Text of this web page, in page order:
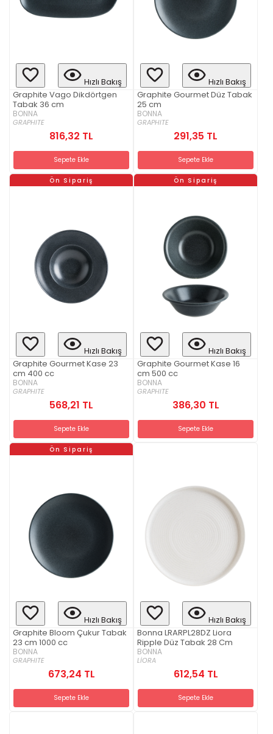
Hızlı Bakış
Graphite Vago Dikdörtgen
Tabak 36 cm
BONNA
GRAPHITE
816,32 TL
Sepete Ekle
Hızlı Bakış
Graphite Gourmet Düz Tabak
25 cm
BONNA
GRAPHITE
291,35 TL
Sepete Ekle
Ön Sipariş
Hızlı Bakış
Graphite Gourmet Kase 23
cm 400 cc
BONNA
GRAPHITE
568,21 TL
Sepete Ekle
Ön Sipariş
Hızlı Bakış
Graphite Gourmet Kase 16
cm 500 cc
BONNA
GRAPHITE
386,30 TL
Sepete Ekle
Ön Sipariş
Hızlı Bakış
Graphite Bloom Çukur Tabak
23 cm 1000 cc
BONNA
GRAPHITE
673,24 TL
Sepete Ekle
Hızlı Bakış
Bonna LRARPL28DZ Liora
Ripple Düz Tabak 28 Cm
BONNA
LİORA
612,54 TL
Sepete Ekle